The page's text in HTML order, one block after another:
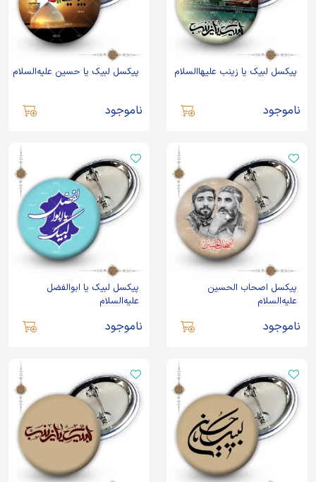
پیکسل لبیک یا زینب علیهاالسلام
ناموجود
پیکسل لبیک یا حسین علیه‌السلام
ناموجود
پیکسل اصحاب الحسین
علیه‌السلام
ناموجود
پیکسل لبیک یا ابوالفضل
علیه‌السلام
ناموجود